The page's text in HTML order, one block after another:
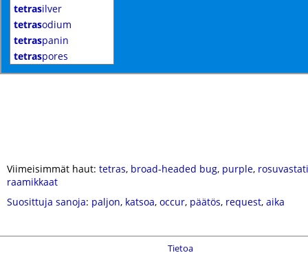
tetrasilver
tetrasodium
tetraspanin
tetraspores
Viimeisimmät haut: tetras, broad-headed bug, purple,
raamikkaat
Suosittuja sanoja: paljon, katsoa, occur, päätös, request, aika
Tietoa